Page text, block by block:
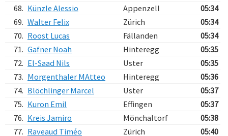
68. Künzle Alessio Appenzell
05:34
69. Walter Felix Zürich
05:34
70. Roost Lucas Fällanden
05:34
71. Gafner Noah Hinteregg
05:35
72. El-Saad Nils Uster
05:35
73. Morgenthaler MAtteo Hinteregg
05:36
74. Blöchlinger Marcel Uster
05:37
75. Kuron Emil Effingen
05:37
76. Kreis Jamiro Mönchaltorf
05:38
77. Raveaud Timéo Zürich
05:40